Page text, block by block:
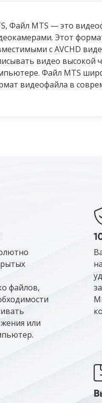
Файл MTS — это
Этот
с AVCHD
видео высокой
Файл MTS
видеофайла в
файлов,
или